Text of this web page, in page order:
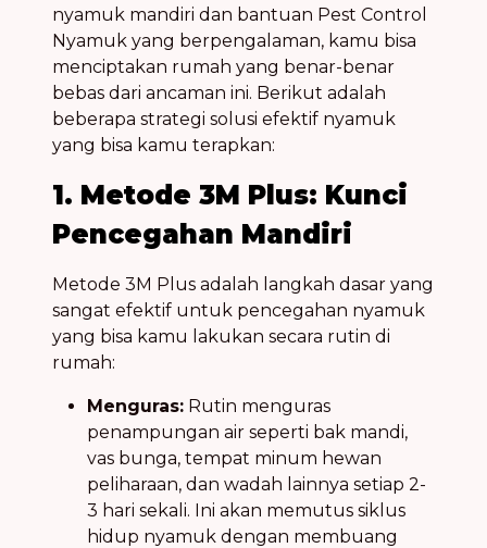
nyamuk mandiri dan bantuan Pest Control
Nyamuk yang berpengalaman, kamu bisa
menciptakan rumah yang benar-benar
bebas dari ancaman ini. Berikut adalah
beberapa strategi solusi efektif nyamuk
yang bisa kamu terapkan:
1. Metode 3M Plus: Kunci
Pencegahan Mandiri
Metode 3M Plus adalah langkah dasar yang
sangat efektif untuk pencegahan nyamuk
yang bisa kamu lakukan secara rutin di
rumah:
Menguras: Rutin menguras
penampungan air seperti bak mandi,
vas bunga, tempat minum hewan
peliharaan, dan wadah lainnya setiap 2-
3 hari sekali. Ini akan memutus siklus
hidup nyamuk dengan membuang